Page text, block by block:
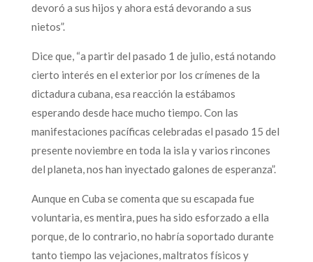
devoró a sus hijos y ahora está devorando a sus
nietos”.
Dice que, “a partir del pasado 1 de julio, está notando
cierto interés en el exterior por los crímenes de la
dictadura cubana, esa reacción la estábamos
esperando desde hace mucho tiempo. Con las
manifestaciones pacíficas celebradas el pasado 15 del
presente noviembre en toda la isla y varios rincones
del planeta, nos han inyectado galones de esperanza”.
Aunque en Cuba se comenta que su escapada fue
voluntaria, es mentira, pues ha sido esforzado a ella
porque, de lo contrario, no habría soportado durante
tanto tiempo las vejaciones, maltratos físicos y